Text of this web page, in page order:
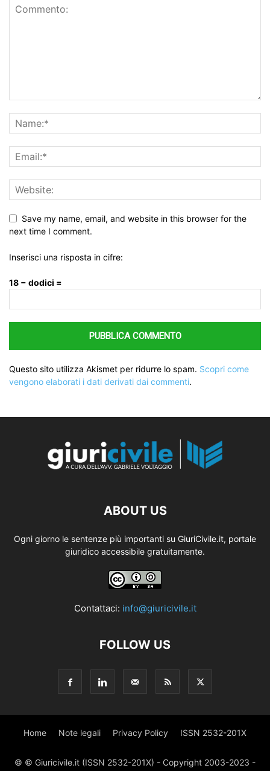
Save my name, email, and website in this browser for the
next time I comment.
Inserisci una risposta in cifre:
18 − dodici =
Questo sito utilizza Akismet per ridurre lo spam. Scopri come
vengono elaborati i dati derivati dai commenti.
ABOUT US
Ogni giorno le sentenze più importanti su GiuriCivile.it, portale
giuridico accessibile gratuitamente.
Contattaci: info@giuricivile.it
FOLLOW US
Home Note legali Privacy Policy ISSN 2532-201X
© © Giuricivile.it (ISSN 2532-201X) - Copyright 2003-2023 -